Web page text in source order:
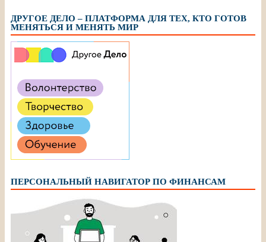
ДРУГОЕ ДЕЛО – ПЛАТФОРМА ДЛЯ ТЕХ, КТО ГОТОВ
МЕНЯТЬСЯ И МЕНЯТЬ МИР
ПЕРСОНАЛЬНЫЙ НАВИГАТОР ПО ФИНАНСАМ